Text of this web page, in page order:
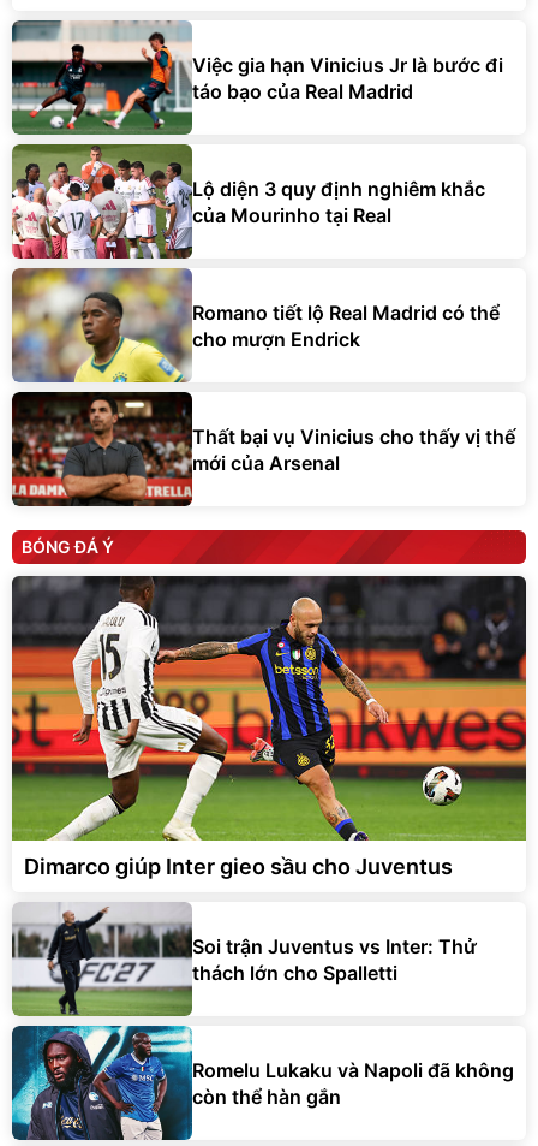
Việc gia hạn Vinicius Jr là bước đi
táo bạo của Real Madrid
Lộ diện 3 quy định nghiêm khắc
của Mourinho tại Real
Romano tiết lộ Real Madrid có thể
cho mượn Endrick
Thất bại vụ Vinicius cho thấy vị thế
mới của Arsenal
BÓNG ĐÁ Ý
Dimarco giúp Inter gieo sầu cho Juventus
Soi trận Juventus vs Inter: Thử
thách lớn cho Spalletti
Romelu Lukaku và Napoli đã không
còn thể hàn gắn